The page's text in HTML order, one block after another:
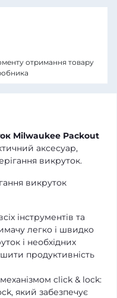
Milwaukee Packout
аксесуар,
викруток.
викруток
інструментів та
легко і швидко
і необхідних
продуктивність
click & lock:
який забезпечує
отримання товару